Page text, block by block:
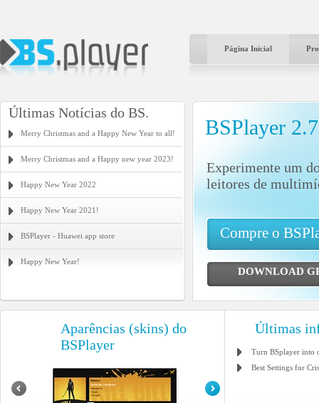
Página Inicial
Últimas Notícias do BS.
Merry Christmas and a Happy New Year to all!
Merry Christmas and a Happy new year 2023!
Happy New Year 2022
Happy New Year 2021!
BSPlayer - Huawei app store
Happy New Year!
BSPlayer
Experimente um
leitores de
Compre o
DOWNLOAD
Aparências (skins) do
BSPlayer
Últimas
Turn BSplayer into
Best Settings for